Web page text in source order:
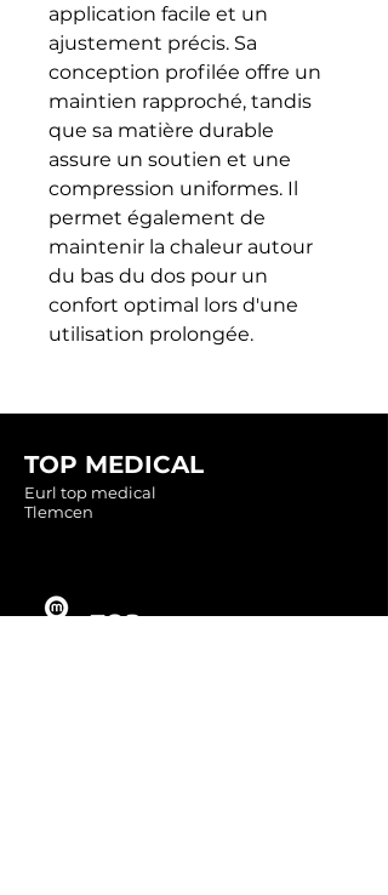
application facile et un
ajustement précis. Sa
conception profilée offre un
maintien rapproché, tandis
que sa matière durable
assure un soutien et une
compression uniformes. Il
permet également de
maintenir la chaleur autour
du bas du dos pour un
confort optimal lors d'une
utilisation prolongée.
TOP MEDICAL
Eurl top medical
Tlemcen